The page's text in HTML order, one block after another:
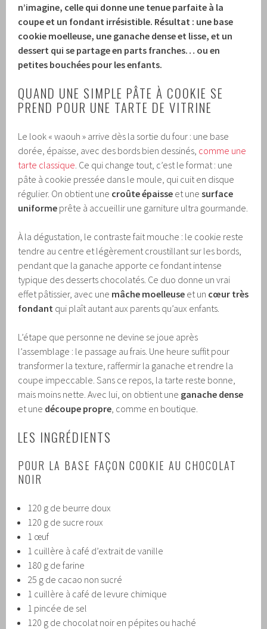
n’imagine, celle qui donne une tenue parfaite à la
coupe et un fondant irrésistible. Résultat : une base
cookie moelleuse, une ganache dense et lisse, et un
dessert qui se partage en parts franches… ou en
petites bouchées pour les enfants.
QUAND UNE SIMPLE PÂTE À COOKIE SE
PREND POUR UNE TARTE DE VITRINE
Le look « waouh » arrive dès la sortie du four : une base
dorée, épaisse, avec des bords bien dessinés, comme une
tarte classique . Ce qui change tout, c’est le format : une
pâte à cookie pressée dans le moule, qui cuit en disque
régulier. On obtient une croûte épaisse et unesurface
uniforme prête à accueillir une garniture ultra gourmande.
À la dégustation, le contraste fait mouche : le cookie reste
tendre au centre et légèrement croustillant sur les bords,
pendant que la ganache apporte ce fondant intense
typique des desserts chocolatés. Ce duo donne un vrai
effet pâtissier, avec une mâche moelleuse et un cœur très
fondant qui plaît autant aux parents qu’aux enfants.
L’étape que personne ne devine se joue après
l’assemblage : le passage au frais. Une heure suffit pour
transformer la texture, raffermir la ganache et rendre la
coupe impeccable. Sans ce repos, la tarte reste bonne,
mais moins nette. Avec lui, on obtient une ganache dense
et une découpe propre , comme en boutique.
LES INGRÉDIENTS
POUR LA BASE FAÇON COOKIE AU CHOCOLAT
NOIR
120 g de beurre doux
120 g de sucre roux
1 œuf
1 cuillère à café d’extrait de vanille
180 g de farine
25 g de cacao non sucré
1 cuillère à café de levure chimique
1 pincée de sel
120 g de chocolat noir en pépites ou haché